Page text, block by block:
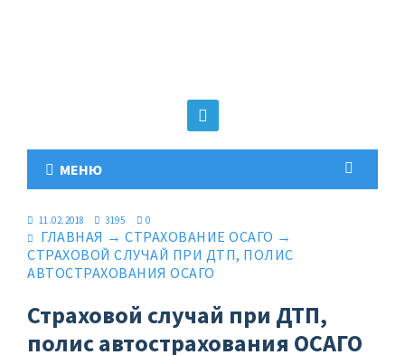
МЕНЮ
11.02.2018 3195 0
ГЛАВНАЯ → СТРАХОВАНИЕ ОСАГО →
СТРАХОВОЙ СЛУЧАЙ ПРИ ДТП, ПОЛИС
АВТОСТРАХОВАНИЯ ОСАГО
Страховой случай при ДТП,
полис автострахования ОСАГО